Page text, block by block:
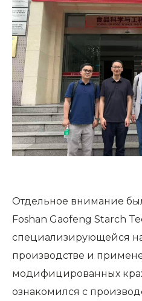
Отдельное внимание
Foshan Gaofeng Starch
специализирующейся
производстве и
модифицированных
ознакомился с